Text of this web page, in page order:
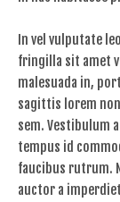
In vel vulputate
fringilla sit amet
malesuada in,
sagittis lorem
sem. Vestibulum
tempus id
faucibus rutrum.
auctor a